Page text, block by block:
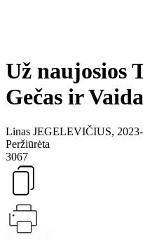
Už naujosios
Gečas ir
Linas JEGELEVIČIUS,
Peržiūrėta
3067